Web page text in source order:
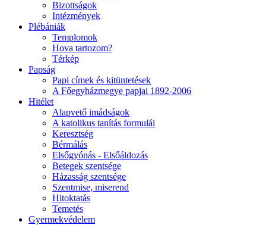
Bizottságok
Intézmények
Plébániák
Templomok
Hova tartozom?
Térkép
Papság
Papi címek és kitüntetések
A Főegyházmegye papjai 1892-2006
Hitélet
Alapvető imádságok
A katolikus tanítás formulái
Keresztség
Bérmálás
Elsőgyónás - Elsőáldozás
Betegek szentsége
Házasság szentsége
Szentmise, miserend
Hitoktatás
Temetés
Gyermekvédelem